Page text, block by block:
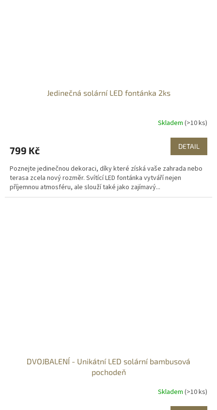
Jedinečná solární LED fontánka 2ks
Skladem (>10 ks)
799 Kč DETAIL
Poznejte jedinečnou dekoraci, díky které získá vaše zahrada nebo
terasa zcela nový rozměr. Svítící LED fontánka vytváří nejen
příjemnou atmosféru, ale slouží také jako zajímavý...
DVOJBALENÍ - Unikátní LED solární bambusová
pochodeň
Skladem (>10 ks)